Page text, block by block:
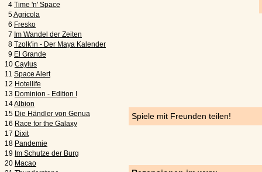
4 Time 'n' Space
5Agricola
6 Fresko
7 Im Wandel der Zeiten
8 Tzolk'in - Der Maya Kalender
9 El Grande
10 Caylus
11 Space Alert
12 Hotellife
13 Dominion - Edition I
14Albion
15 Die Händler von Genua
16 Race for the Galaxy
17 Dixit
18 Pandemie
19 Im Schutze der Burg
20 Macao
Spiele mit Freunden teilen!